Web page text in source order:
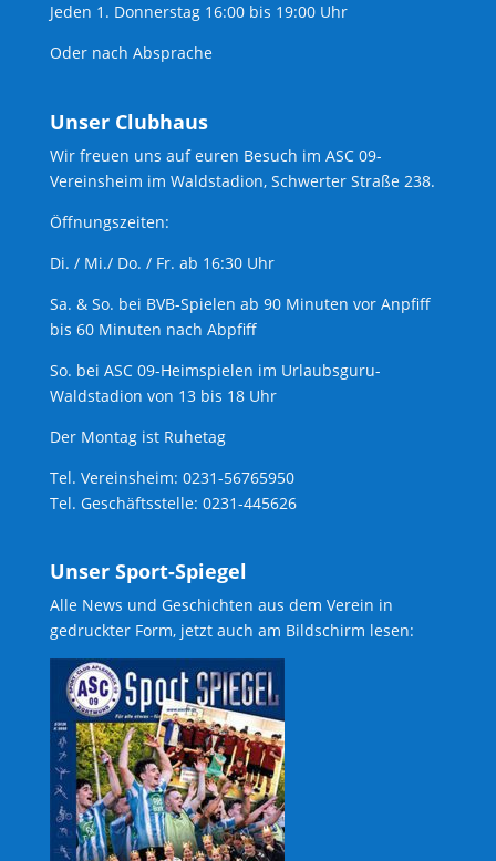
Jeden 1. Donnerstag 16:00 bis 19:00 Uhr
Oder nach Absprache
Unser Clubhaus
Wir freuen uns auf euren Besuch im ASC 09-
Vereinsheim im Waldstadion, Schwerter Straße 238.
Öffnungszeiten:
Di. / Mi./ Do. / Fr. ab 16:30 Uhr
Sa. & So. bei BVB-Spielen ab 90 Minuten vor Anpfiff
bis 60 Minuten nach Abpfiff
So. bei ASC 09-Heimspielen im Urlaubsguru-
Waldstadion von 13 bis 18 Uhr
Der Montag ist Ruhetag
Tel. Vereinsheim: 0231-56765950
Tel. Geschäftsstelle: 0231-445626
Unser Sport-Spiegel
Alle News und Geschichten aus dem Verein in
gedruckter Form, jetzt auch am Bildschirm lesen: